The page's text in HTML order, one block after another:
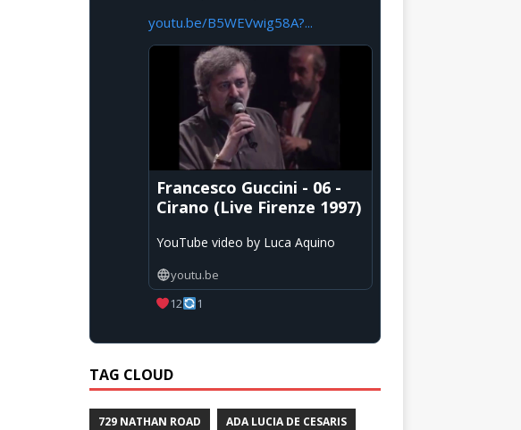
youtu.be/B5WEVwig58A?...
Francesco Guccini - 06 -
Cirano (Live Firenze 1997)
YouTube video by Luca Aquino
youtu.be
12
1
TAG CLOUD
729 NATHAN ROAD ADA LUCIA DE CESARIS